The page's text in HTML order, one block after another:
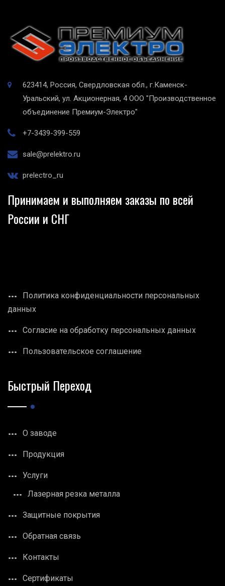
623414, Россия, Свердловская обл., г.Каменск-
Уральский, ул. Акционерная, 4 ООО "Производственное
объединение Премиум-Электро"
+7-3439-399-559
sale@prelektro.ru
prelectro_ru
Принимаем и выполняем заказы по всей
России и СНГ
Политика конфиденциальности персональных
данных
Согласие на обработку персональных данных
Пользовательское соглашение
Быстрый Переход
О заводе
Продукция
Услуги
Лазерная резка металла
Защитные покрытия
Обратная связь
Контакты
Сертификаты